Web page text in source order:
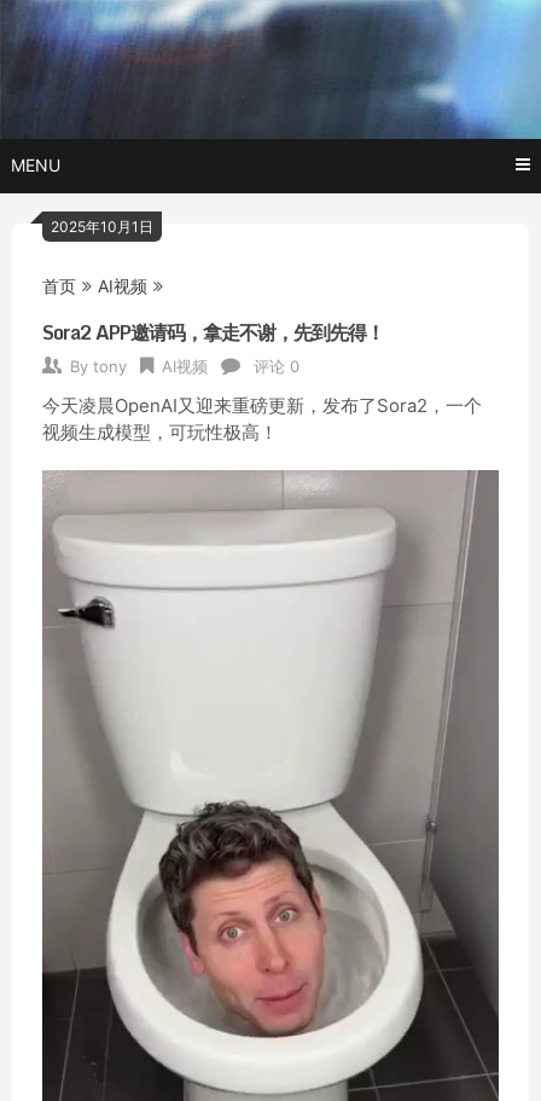
托尼不是
塔克
玩转AI黑科技,AI换脸，AI绘画，AI聊天….
MENU
2025年10月1日
首页 AI视频
Sora2 APP邀请码，拿走不谢，先到先得！
By tony AI视频 评论 0
今天凌晨OpenAI又迎来重磅更新，发布了Sora2，一个
视频生成模型，可玩性极高！